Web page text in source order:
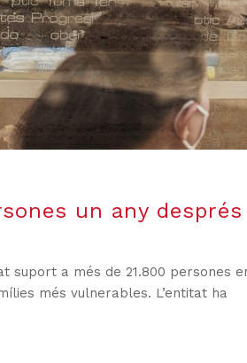
un any després
suport a més de 21.800 persones
més vulnerables. L’entitat ha